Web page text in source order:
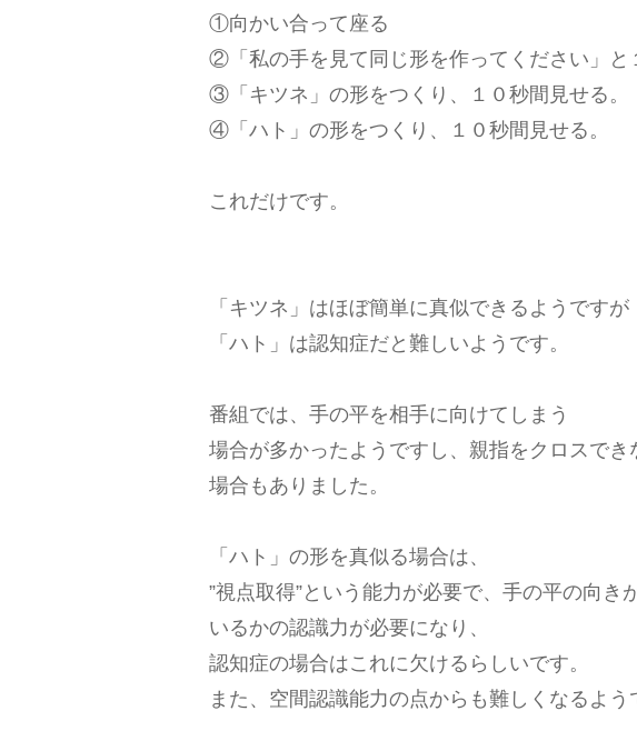
①向かい合って座る
②「私の手を見て同じ形を作ってください」と
③「キツネ」の形をつくり、１０秒間見せる。
④「ハト」の形をつくり、１０秒間見せる。
これだけです。
「キツネ」はほぼ簡単に真似できるようですが
「ハト」は認知症だと難しいようです。
番組では、手の平を相手に向けてしまう
場合が多かったようですし、親指をクロスでき
場合もありました。
「ハト」の形を真似る場合は、
”視点取得”という能力が必要で、手の平の向き
いるかの認識力が必要になり、
認知症の場合はこれに欠けるらしいです。
また、空間認識能力の点からも難しくなるよう